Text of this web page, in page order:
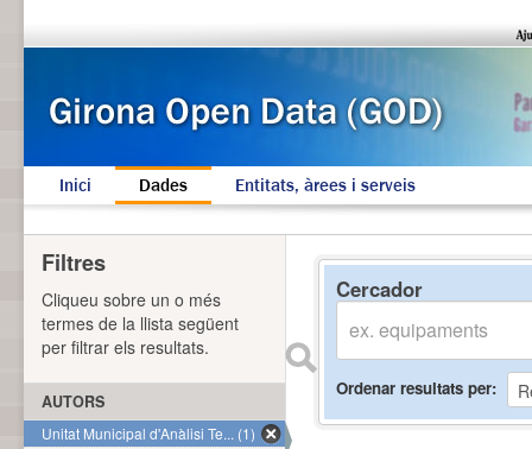
Inici Dades Entitats, àrees i serveis
Cercador
Ordenar resultats per
Filtres
Cliqueu sobre un o més
termes de la llista següent
per filtrar els resultats.
AUTORS
Unitat Municipal d'Anàlisi Te... (1)